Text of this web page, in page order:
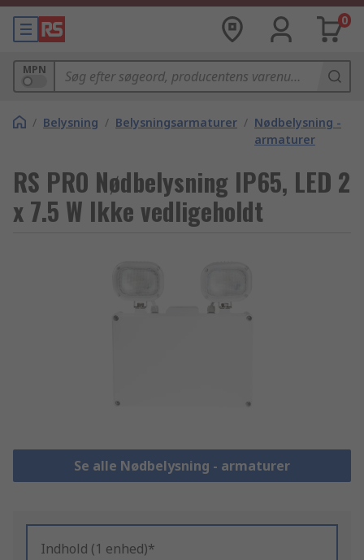
0
MPN
/ Belysning / Belysningsarmaturer / Nødbelysning -
armaturer
RS PRO Nødbelysning IP65, LED 2
x 7.5 W Ikke vedligeholdt
Se alle Nødbelysning - armaturer
Indhold (1 enhed)*